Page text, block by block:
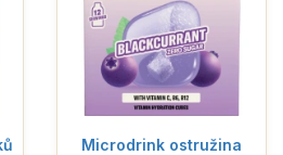
Microdrink ostružina